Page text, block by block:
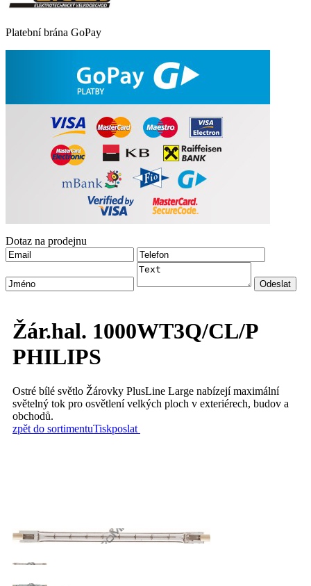
Platební brána GoPay
Dotaz na prodejnu
Žár.hal. 1000WT3Q/CL/P
PHILIPS
Ostré bílé světlo Žárovky PlusLine Large nabízejí maximální
světelný tok pro osvětlení velkých ploch v exteriérech, budov a
obchodů.
zpět do sortimentuTiskposlat